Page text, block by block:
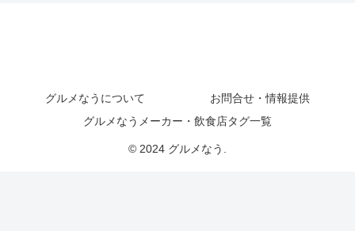
グルメなうについて
お問合せ・情報提供
グルメなうメーカー・飲食店タグ一覧
© 2024 グルメなう.